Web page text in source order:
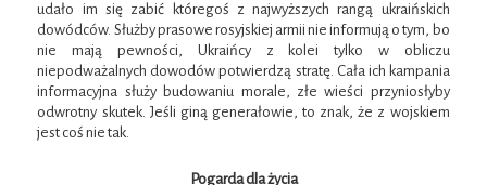
udało im się zabić któregoś z najwyższych rangą ukraińskich
dowódców. Służby prasowe rosyjskiej armii nie informują o tym, bo
nie mają pewności, Ukraińcy z kolei tylko w obliczu
niepodważalnych dowodów potwierdzą stratę. Cała ich kampania
informacyjna służy budowaniu morale, złe wieści przyniosłyby
odwrotny skutek. Jeśli giną generałowie, to znak, że z wojskiem
jest coś nie tak.
Pogarda dla życia